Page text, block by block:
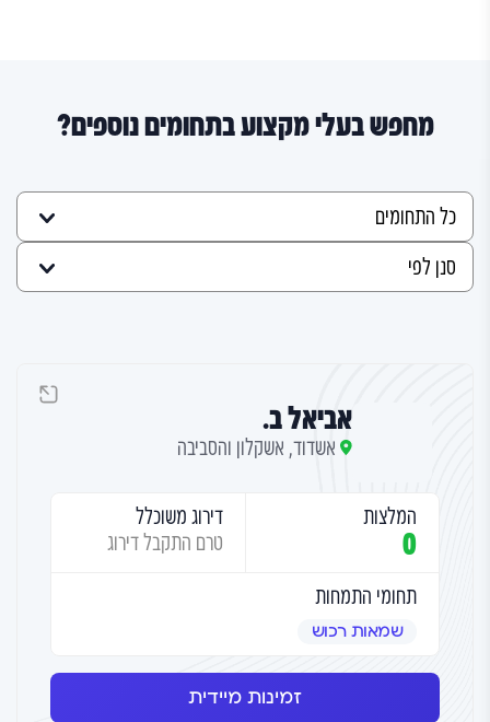
מחפש בעלי מקצוע בתחומים נוספים?
אביאל ב.
אשדוד, אשקלון והסביבה
המלצות
0
דירוג משוכלל
טרם התקבל דירוג
תחומי התמחות
שמאות רכוש
זמינות מיידית